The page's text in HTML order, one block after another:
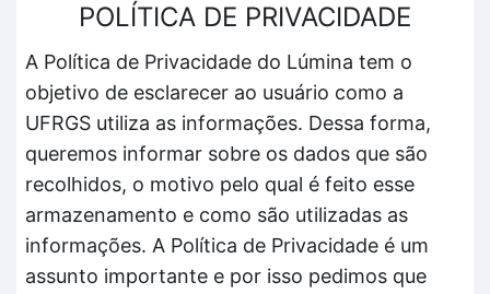
POLÍTICA DE PRIVACIDADE
A Política de Privacidade do Lúmina tem o
objetivo de esclarecer ao usuário como a
UFRGS utiliza as informações. Dessa forma,
queremos informar sobre os dados que são
recolhidos, o motivo pelo qual é feito esse
armazenamento e como são utilizadas as
informações. A Política de Privacidade é um
assunto importante e por isso pedimos que